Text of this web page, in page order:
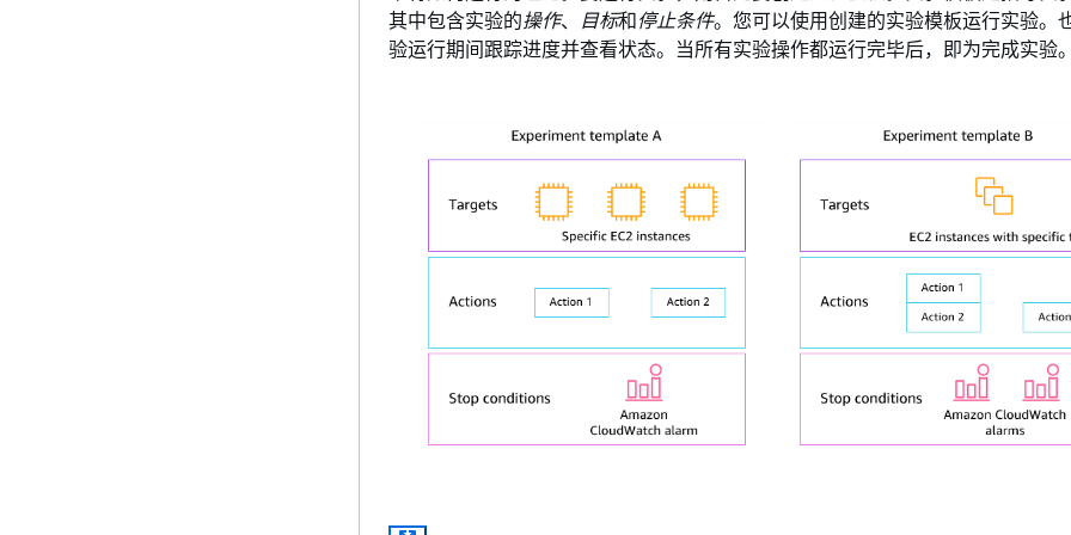
其中包含实验的操作、 目标和停止条件。您可以使用创建的实验模板运行实验。
验运行期间跟踪进度并查看状态。当所有实验操作都运行完毕后，即为完成实验